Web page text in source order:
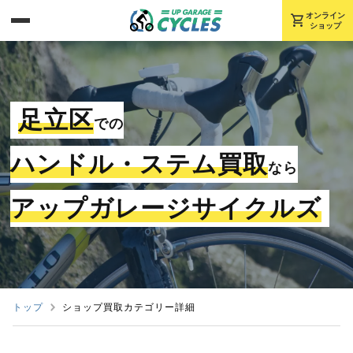
shopping_cart オンライン
ショップ
足立区での
ハンドル・ステム買取なら
アップガレージサイクルズ
トップ ショップ買取カテゴリー詳細